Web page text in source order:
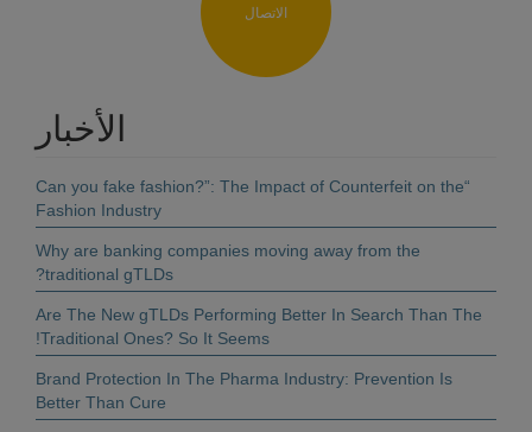
الاتصال
الأخبار
“Can you fake fashion?”: The Impact of Counterfeit on the
Fashion Industry
Why are banking companies moving away from the
traditional gTLDs?
Are The New gTLDs Performing Better In Search Than The
Traditional Ones? So It Seems!
Brand Protection In The Pharma Industry: Prevention Is
Better Than Cure